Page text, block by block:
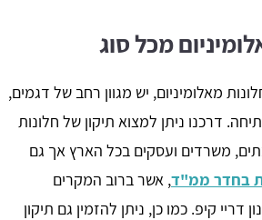
מכל סוג
מאלומיניום, יש מגוון רחב של דגמים,
דרכנו ניתן למצוא תיקון של חלונות
משרדים ועסקים בכל הארץ אך גם
בחדר ממ"ד, אשר ברוב המקרים
דריי קיפ. כמו כן, ניתן להזמין גם תיקון